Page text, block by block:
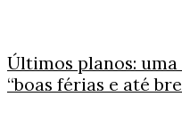
Últimos planos:
“boas férias e até